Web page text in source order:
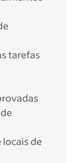
tarefas
de